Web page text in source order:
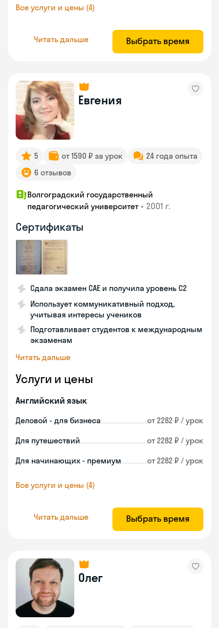
Все услуги и цены (4)
Читать дальше Выбрать время
Евгения
5 от 1590 ₽ за урок
24 года опыта
6 отзывов
Волгоградский государственный
педагогический университет • 2001 г.
Сертификаты
Сдала экзамен CAE и получила уровень С2
Использует коммуникативный подход,
учитывая интересы учеников
Подготавливает студентов к международным
экзаменам
Читать дальше
Услуги и цены
Английский язык
Деловой - для бизнеса от 2282 ₽ / урок
Для путешествий от 2282 ₽ / урок
Для начинающих - премиум от 2282 ₽ / урок
Все услуги и цены (4)
Читать дальше Выбрать время
Олег